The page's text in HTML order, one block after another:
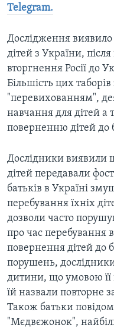
Telegram.
Дослідження
дітей з України,
вторгнення Росії до
Більшість цих
"перевихованням",
навчання для дітей
поверненню дітей до
Дослідники виявили
дітей передавали
батьків в Україні
перебування їхніх
дозволи часто
про час перебування
повернення дітей до
порушень,
дитини, що умовою її
їй назвали повторне
Також батьки
"Мєдвєжонок",